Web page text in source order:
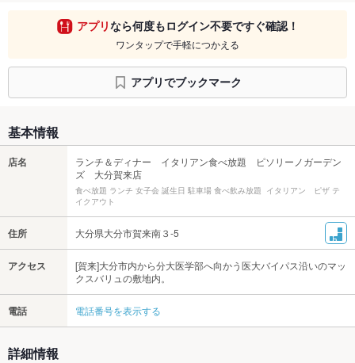
アプリなら何度もログイン不要ですぐ確認！
ワンタップで手軽につかえる
アプリでブックマーク
基本情報
店名
ランチ＆ディナー イタリアン食べ放題 ピソリーノガーデン
ズ 大分賀来店
食べ放題 ランチ 女子会 誕生日 駐車場 食べ飲み放題 イタリアン ピザ テ
イクアウト
住所 大分県大分市賀来南３-5
アクセス
[賀来]大分市内から分大医学部へ向かう医大バイパス沿いのマッ
クスバリュの敷地内。
電話 電話番号を表示する
詳細情報